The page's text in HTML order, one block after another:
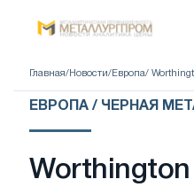
Главная/ Новости/ Европа/
ЕВРОПА / ЧЕРНАЯ
Worthington